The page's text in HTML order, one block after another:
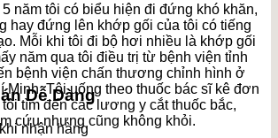
Dễ Dàng
nhận hàng
năm tôi có biểu hiện đi đứng khó khăn,
hay đứng lên khớp gối của tôi có tiếng
Mỗi khi tôi đi bộ hơi nhiều là khớp gối
năm qua tôi điều trị từ bệnh viện tỉnh
bệnh viện chấn thương chỉnh hình ở
Minh. Tôi uống theo thuốc bác sĩ kê đơn
tìm đến các lương y cắt thuốc bắc,
cứu nhưng cũng không khỏi.